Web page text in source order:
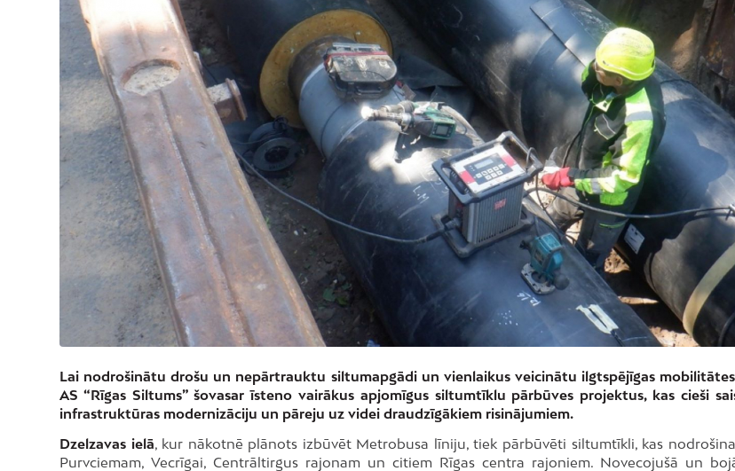
Lai nodrošinātu drošu un nepārtrauktu siltumapgādi un vienlaikus veicinātu ilgtspējīgas
AS “Rīgas Siltums” šovasar īsteno vairākus apjomīgus siltumtīklu pārbūves projektus, kas cieši
infrastruktūras modernizāciju un pāreju uz videi draudzīgākiem risinājumiem.
Dzelzavas ielā, kur nākotnē plānots izbūvēt Metrobusa līniju, tiek pārbūvēti siltumtīkli, kas
Purvciemam, Vecrīgai, Centrāltirgus rajonam un citiem Rīgas centra rajoniem. Novecojušā un